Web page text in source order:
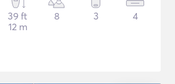
39 ft
12 m
8 3 4